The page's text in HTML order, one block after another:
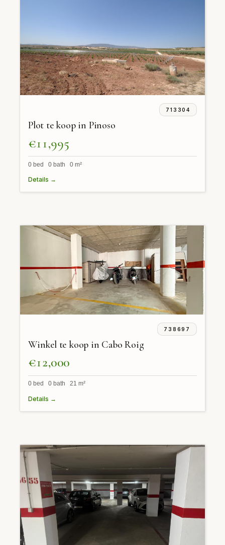
713304
Plot te koop in Pinoso
€11,995
0 bed 0 bath 0 m²
Details →
738697
Winkel te koop in Cabo Roig
€12,000
0 bed 0 bath 21 m²
Details →